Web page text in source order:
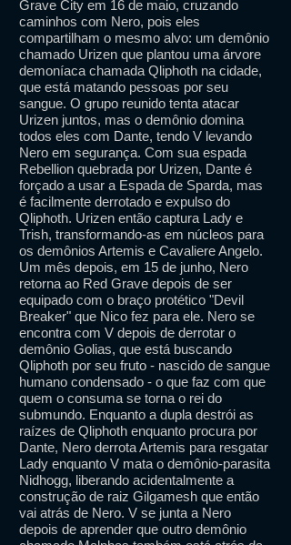
Grave City em 16 de maio, cruzando
caminhos com Nero, pois eles
compartilham o mesmo alvo: um demônio
chamado Urizen que plantou uma árvore
demoníaca chamada Qliphoth na cidade,
que está matando pessoas por seu
sangue. O grupo reunido tenta atacar
Urizen juntos, mas o demônio domina
todos eles com Dante, tendo V levando
Nero em segurança. Com sua espada
Rebellion quebrada por Urizen, Dante é
forçado a usar a Espada de Sparda, mas
é facilmente derrotado e expulso do
Qliphoth. Urizen então captura Lady e
Trish, transformando-as em núcleos para
os demônios Artemis e Cavaliere Angelo.
Um mês depois, em 15 de junho, Nero
retorna ao Red Grave depois de ser
equipado com o braço protético "Devil
Breaker" que Nico fez para ele. Nero se
encontra com V depois de derrotar o
demônio Golias, que está buscando
Qliphoth por seu fruto - nascido de sangue
humano condensado - o que faz com que
quem o consuma se torna o rei do
submundo. Enquanto a dupla destrói as
raízes de Qliphoth enquanto procura por
Dante, Nero derrota Artemis para resgatar
Lady enquanto V mata o demônio-parasita
Nidhogg, liberando acidentalmente a
construção de raiz Gilgamesh que então
vai atrás de Nero. V se junta a Nero
depois de aprender que outro demônio